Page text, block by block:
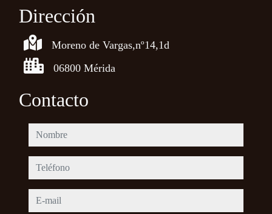
Dirección
Moreno de Vargas,nº14,1d
06800 Mérida
Contacto
nombre
teléfono
e-mail